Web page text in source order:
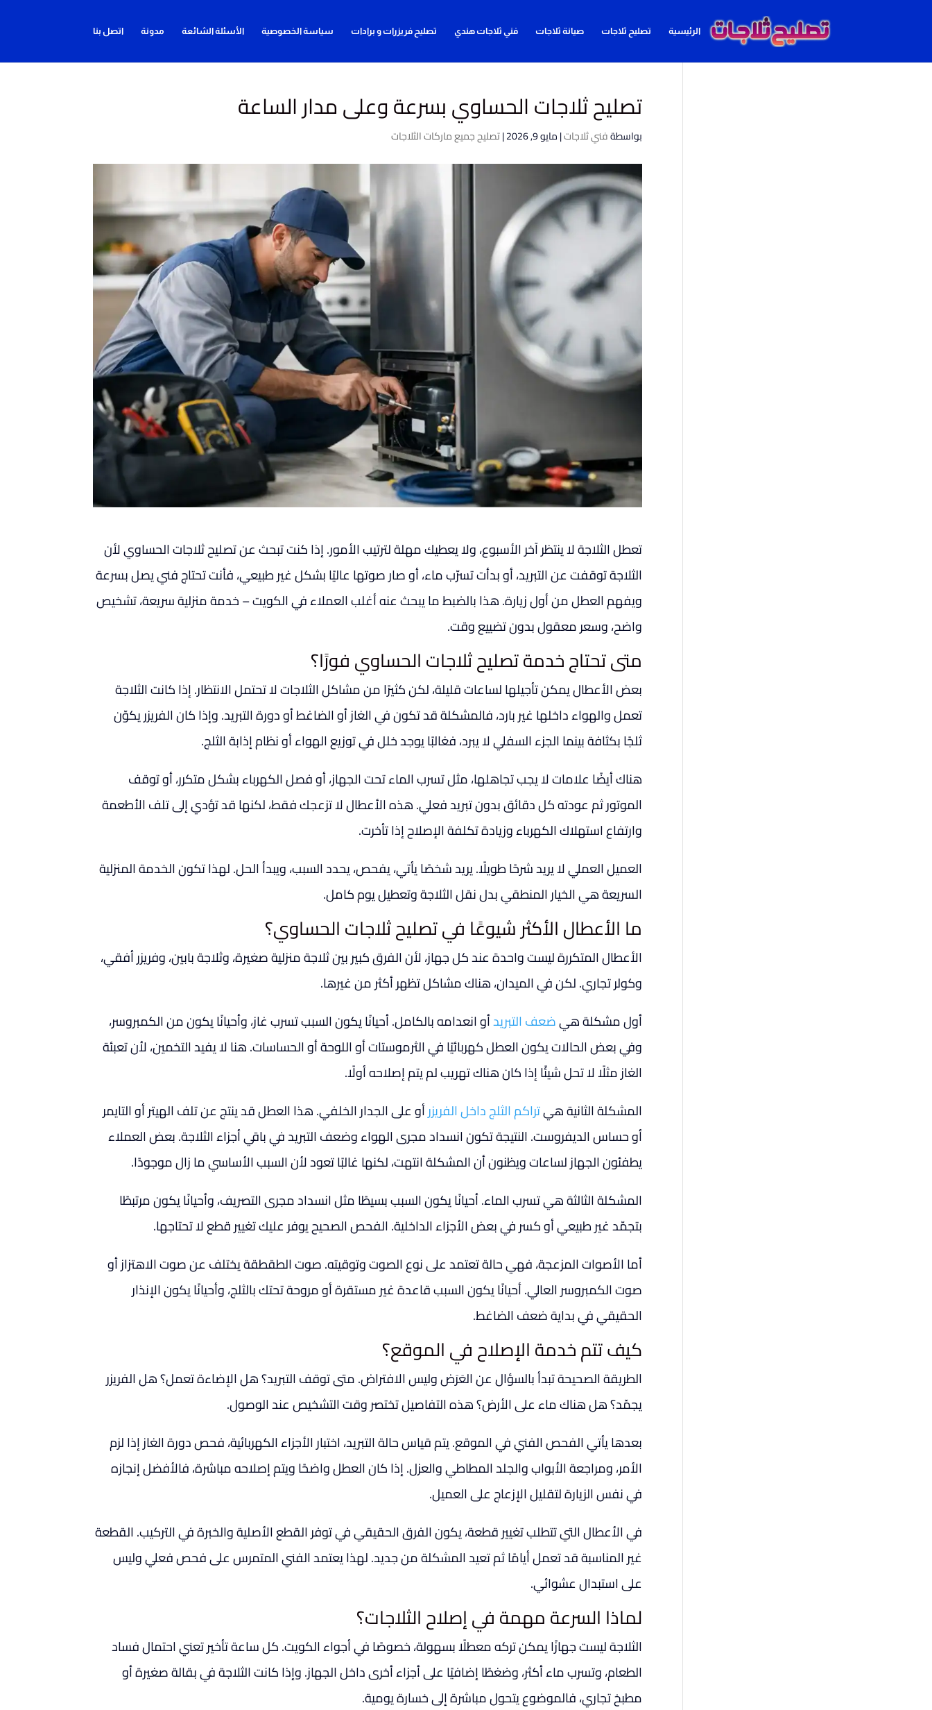
الرئيسية تصليح ثلاجات صيانة ثلاجات فني ثلاجات هندي تصليح فريزرات و برادات سياسة الخصوصية الأسئلة الشائعة مدونة اتصل بنا
تصليح ثلاجات الحساوي بسرعة وعلى مدار الساعة
بواسطةفني ثلاجات|مايو 9, 2026 |تصليح جميع ماركات الثلاجات
تعطل الثلاجة لا ينتظر آخر الأسبوع، ولا يعطيك مهلة لترتيب الأمور. إذا كنت تبحث عن تصليح ثلاجات الحساوي لأن
الثلاجة توقفت عن التبريد، أو بدأت تسرّب ماء، أو صار صوتها عاليًا بشكل غير طبيعي، فأنت تحتاج فني يصل بسرعة
ويفهم العطل من أول زيارة. هذا بالضبط ما يبحث عنه أغلب العملاء في الكويت – خدمة منزلية سريعة، تشخيص
واضح، وسعر معقول بدون تضييع وقت.
متى تحتاج خدمة تصليح ثلاجات الحساوي فورًا؟
بعض الأعطال يمكن تأجيلها لساعات قليلة، لكن كثيرًا من مشاكل الثلاجات لا تحتمل الانتظار. إذا كانت الثلاجة
تعمل والهواء داخلها غير بارد، فالمشكلة قد تكون في الغاز أو الضاغط أو دورة التبريد. وإذا كان الفريزر يكوّن
ثلجًا بكثافة بينما الجزء السفلي لا يبرد، فغالبًا يوجد خلل في توزيع الهواء أو نظام إذابة الثلج.
هناك أيضًا علامات لا يجب تجاهلها، مثل تسرب الماء تحت الجهاز، أو فصل الكهرباء بشكل متكرر، أو توقف
الموتور ثم عودته كل دقائق بدون تبريد فعلي. هذه الأعطال لا تزعجك فقط، لكنها قد تؤدي إلى تلف الأطعمة
وارتفاع استهلاك الكهرباء وزيادة تكلفة الإصلاح إذا تأخرت.
العميل العملي لا يريد شرحًا طويلًا. يريد شخصًا يأتي، يفحص، يحدد السبب، ويبدأ الحل. لهذا تكون الخدمة المنزلية
السريعة هي الخيار المنطقي بدل نقل الثلاجة وتعطيل يوم كامل.
ما الأعطال الأكثر شيوعًا في تصليح ثلاجات الحساوي؟
الأعطال المتكررة ليست واحدة عند كل جهاز، لأن الفرق كبير بين ثلاجة منزلية صغيرة، وثلاجة بابين، وفريزر أفقي،
وكولر تجاري. لكن في الميدان، هناك مشاكل تظهر أكثر من غيرها.
أول مشكلة هيضعف التبريدأو انعدامه بالكامل. أحيانًا يكون السبب تسرب غاز، وأحيانًا يكون من الكمبروسر،
وفي بعض الحالات يكون العطل كهربائيًا في الثرموستات أو اللوحة أو الحساسات. هنا لا يفيد التخمين، لأن تعبئة
الغاز مثلًا لا تحل شيئًا إذا كان هناك تهريب لم يتم إصلاحه أولًا.
المشكلة الثانية هيتراكم الثلج داخل الفريزرأو على الجدار الخلفي. هذا العطل قد ينتج عن تلف الهيتر أو التايمر
أو حساس الديفروست. النتيجة تكون انسداد مجرى الهواء وضعف التبريد في باقي أجزاء الثلاجة. بعض العملاء
يطفئون الجهاز لساعات ويظنون أن المشكلة انتهت، لكنها غالبًا تعود لأن السبب الأساسي ما زال موجودًا.
المشكلة الثالثة هي تسرب الماء. أحيانًا يكون السبب بسيطًا مثل انسداد مجرى التصريف، وأحيانًا يكون مرتبطًا
بتجمّد غير طبيعي أو كسر في بعض الأجزاء الداخلية. الفحص الصحيح يوفر عليك تغيير قطع لا تحتاجها.
أما الأصوات المزعجة، فهي حالة تعتمد على نوع الصوت وتوقيته. صوت الطقطقة يختلف عن صوت الاهتزاز أو
صوت الكمبروسر العالي. أحيانًا يكون السبب قاعدة غير مستقرة أو مروحة تحتك بالثلج، وأحيانًا يكون الإنذار
الحقيقي في بداية ضعف الضاغط.
كيف تتم خدمة الإصلاح في الموقع؟
الطريقة الصحيحة تبدأ بالسؤال عن العَرَض وليس الافتراض. متى توقف التبريد؟ هل الإضاءة تعمل؟ هل الفريزر
يجمّد؟ هل هناك ماء على الأرض؟ هذه التفاصيل تختصر وقت التشخيص عند الوصول.
بعدها يأتي الفحص الفني في الموقع. يتم قياس حالة التبريد، اختبار الأجزاء الكهربائية، فحص دورة الغاز إذا لزم
الأمر، ومراجعة الأبواب والجلد المطاطي والعزل. إذا كان العطل واضحًا ويتم إصلاحه مباشرة، فالأفضل إنجازه
في نفس الزيارة لتقليل الإزعاج على العميل.
في الأعطال التي تتطلب تغيير قطعة، يكون الفرق الحقيقي في توفر القطع الأصلية والخبرة في التركيب. القطعة
غير المناسبة قد تعمل أيامًا ثم تعيد المشكلة من جديد. لهذا يعتمد الفني المتمرس على فحص فعلي وليس
على استبدال عشوائي.
لماذا السرعة مهمة في إصلاح الثلاجات؟
الثلاجة ليست جهازًا يمكن تركه معطلًا بسهولة، خصوصًا في أجواء الكويت. كل ساعة تأخير تعني احتمال فساد
الطعام، وتسرب ماء أكثر، وضغطًا إضافيًا على أجزاء أخرى داخل الجهاز. وإذا كانت الثلاجة في بقالة صغيرة أو
مطبخ تجاري، فالموضوع يتحول مباشرة إلى خسارة يومية.